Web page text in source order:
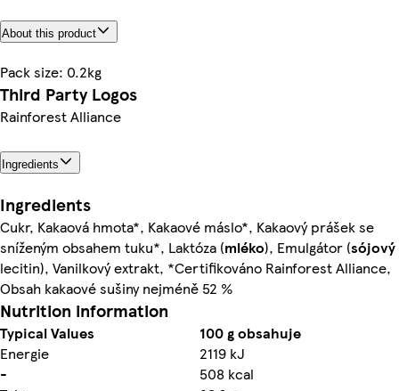
About this product
Pack size: 0.2kg
Third Party Logos
Rainforest Alliance
Ingredients
Ingredients
Cukr, Kakaová hmota*, Kakaové máslo*, Kakaový prášek se
sníženým obsahem tuku*, Laktóza (mléko), Emulgátor (sójový
lecitin), Vanilkový extrakt, *Certifikováno Rainforest Alliance,
Obsah kakaové sušiny nejméně 52 %
Nutrition information
Typical Values
100 g obsahuje
Energie
2119 kJ
-
508 kcal